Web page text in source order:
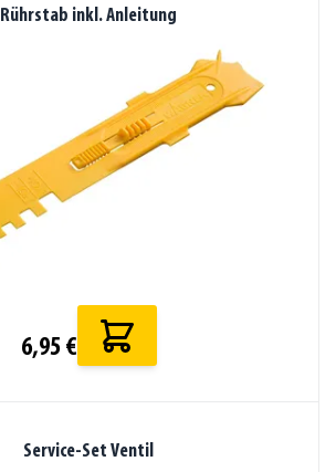
Rührstab inkl. Anleitung
6,95 €
Service-Set Ventil